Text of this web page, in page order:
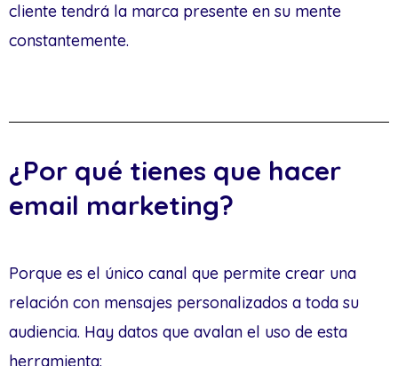
cliente tendrá la marca presente en su mente
constantemente.
¿Por qué tienes que hacer
email marketing?
Porque es el único canal que permite crear una
relación con mensajes personalizados a toda su
audiencia. Hay datos que avalan el uso de esta
herramienta: